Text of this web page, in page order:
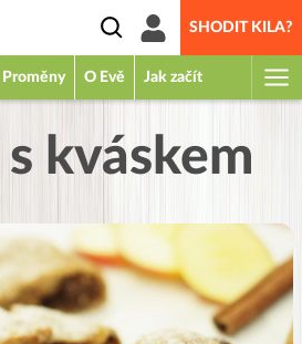
SHODIT KILA?
Proměny O Evě Jak začít
kváskem